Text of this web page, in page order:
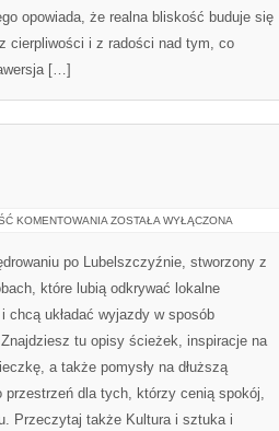
opowiada, że realna bliskość buduje się
cierpliwości i z radości nad tym, co
[…]
KOMENTOWANIA MIEJSCA
ZOSTAŁA WYŁĄCZONA
po Lubelszczyźnie, stworzony z
które lubią odkrywać lokalne
chcą układać wyjazdy w sposób
tu opisy ścieżek, inspiracje na
a także pomysły na dłuższą
przestrzeń dla tych, którzy cenią spokój,
Przeczytaj także Kultura i sztuka i